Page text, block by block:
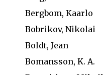
Bergbom, Kaarlo
Bobrikov, Nikolai
Boldt, Jean
Bomansson, K. A.